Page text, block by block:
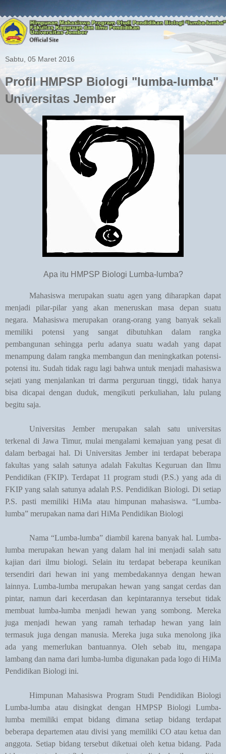
Sabtu, 05 Maret 2016
Profil HMPSP Biologi "lumba-lumba"
Universitas Jember
Apa itu HMPSP Biologi Lumba-lumba?
Mahasiswa merupakan suatu agen yang diharapkan dapat
menjadi pilar-pilar yang akan meneruskan masa depan suatu
negara. Mahasiswa merupakan orang-orang yang banyak sekali
memiliki potensi yang sangat dibutuhkan dalam rangka
pembangunan sehingga perlu adanya suatu wadah yang dapat
menampung dalam rangka membangun dan meningkatkan potensi-
potensi itu. Sudah tidak ragu lagi bahwa untuk menjadi mahasiswa
sejati yang menjalankan tri darma perguruan tinggi, tidak hanya
bisa dicapai dengan duduk, mengikuti perkuliahan, lalu pulang
begitu saja.
Universitas Jember merupakan salah satu universitas
terkenal di Jawa Timur, mulai mengalami kemajuan yang pesat di
dalam berbagai hal. Di Universitas Jember ini terdapat beberapa
fakultas yang salah satunya adalah Fakultas Keguruan dan Ilmu
Pendidikan (FKIP). Terdapat 11 program studi (P.S.) yang ada di
FKIP yang salah satunya adalah P.S. Pendidikan Biologi. Di setiap
P.S. pasti memiliki HiMa atau himpunan mahasiswa. “Lumba-
lumba” merupakan nama dari HiMa Pendidikan Biologi
Nama “Lumba-lumba” diambil karena banyak hal. Lumba-
lumba merupakan hewan yang dalam hal ini menjadi salah satu
kajian dari ilmu biologi. Selain itu terdapat beberapa keunikan
tersendiri dari hewan ini yang membedakannya dengan hewan
lainnya. Lumba-lumba merupakan hewan yang sangat cerdas dan
pintar, namun dari kecerdasan dan kepintarannya tersebut tidak
membuat lumba-lumba menjadi hewan yang sombong. Mereka
juga menjadi hewan yang ramah terhadap hewan yang lain
termasuk juga dengan manusia. Mereka juga suka menolong jika
ada yang memerlukan bantuannya. Oleh sebab itu, mengapa
lambang dan nama dari lumba-lumba digunakan pada logo di HiMa
Pendidikan Biologi ini.
Himpunan Mahasiswa Program Studi Pendidikan Biologi
Lumba-lumba atau disingkat dengan HMPSP Biologi Lumba-
lumba memiliki empat bidang dimana setiap bidang terdapat
beberapa departemen atau divisi yang memiliki CO atau ketua dan
anggota. Setiap bidang tersebut diketuai oleh ketua bidang. Pada